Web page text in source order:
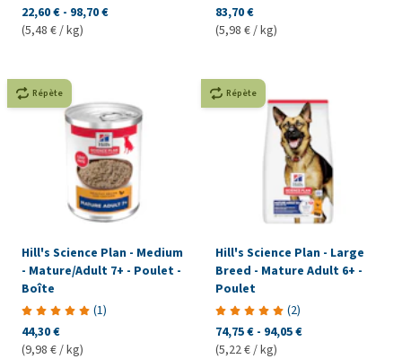
22,60 € - 98,70 €
(5,48 € / kg)
83,70 €
(5,98 € / kg)
Répète
Hill's Science Plan - Medium
- Mature/Adult 7+ - Poulet -
Boîte
(1)
44,30 €
(9,98 € / kg)
Répète
Hill's Science Plan - Large
Breed - Mature Adult 6+ -
Poulet
(2)
74,75 € - 94,05 €
(5,22 € / kg)